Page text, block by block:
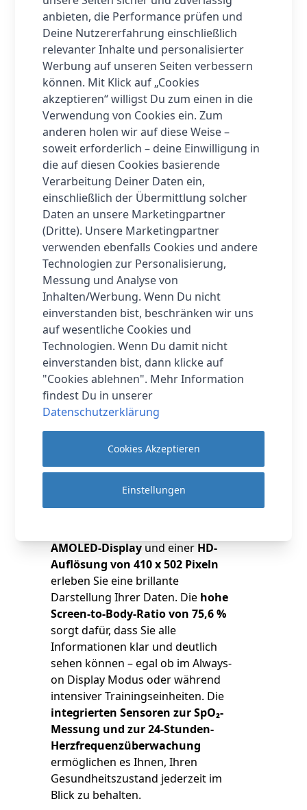
übersehen. Dank des
eigenständigen GPS-Multisystems
mit einem leistungsstarken GNSS-
Chipsatz
genießen Sie eine präzise
Positionsbestimmung, egal wo Sie
sich befinden. Unterstützt von
fünf
wichtigen globalen
Positionierungssystemen – GPS,
GLONASS, Galileo, BDS und QZSS –
ist diese Uhr Ihr perfekter Partner
für Outdoor-Abenteuer. Zudem
bietet die 5 ATM Wasserdichtigkeit
die Freiheit, ohne Bedenken
schwimmen zu gehen oder bei
Regen joggen zu können. Und wenn
es um die
Akkulaufzeit geht: Bis
zu 18 Tage ohne Aufladen!
magnetische Aufladen durch
einfaches Berühren macht das
Ganze noch komfortabler.
AMOLED-Display und einer HD-
Auflösung von 410 x 502 Pixeln
erleben Sie eine brillante
Darstellung Ihrer Daten. Die hohe
Screen-to-Body-Ratio von 75,6 %
sorgt dafür, dass Sie alle
Informationen klar und deutlich
sehen können – egal ob im Always-
on Display Modus oder während
intensiver Trainingseinheiten. Die
integrierten Sensoren zur SpO₂-
Messung und zur 24-Stunden-
Herzfrequenzüberwachung
ermöglichen es Ihnen, Ihren
Gesundheitszustand jederzeit im
Blick zu behalten.
anbieten, die Performance prüfen und
Deine Nutzererfahrung einschließlich
relevanter Inhalte und personalisierter
Werbung auf unseren Seiten verbessern
können. Mit Klick auf „Cookies
akzeptieren“ willigst Du zum einen in die
Verwendung von Cookies ein. Zum
anderen holen wir auf diese Weise –
soweit erforderlich – deine Einwilligung in
die auf diesen Cookies basierende
Verarbeitung Deiner Daten ein,
einschließlich der Übermittlung solcher
Daten an unsere Marketingpartner
(Dritte). Unsere Marketingpartner
verwenden ebenfalls Cookies und andere
Technologien zur Personalisierung,
Messung und Analyse von
Inhalten/Werbung. Wenn Du nicht
einverstanden bist, beschränken wir uns
auf wesentliche Cookies und
Technologien. Wenn Du damit nicht
einverstanden bist, dann klicke auf
"Cookies ablehnen". Mehr Information
findest Du in unserer
Datenschutzerklärung
Cookies Akzeptieren
Einstellungen